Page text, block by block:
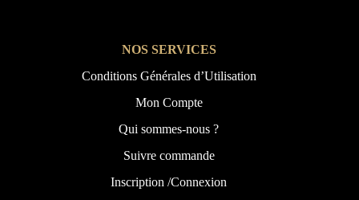
NOS SERVICES
Conditions Générales d’Utilisation
Mon Compte
Qui sommes-nous ?
Suivre commande
Inscription /Connexion